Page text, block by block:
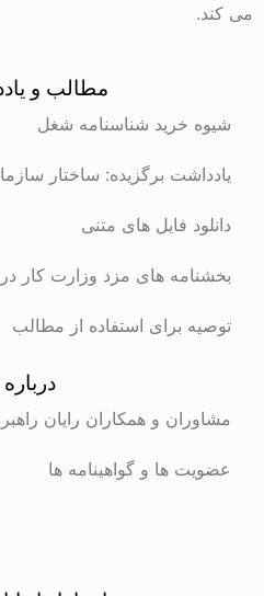
می کند.
مطالب و
شیوه خرید شناسنامه شغل
یادداشت برگزیده: ساختار
دانلود فایل های متنی
بخشنامه های مزد وزارت کار
توصیه برای استفاده از مطالب
مشاوران و همکاران رایان
عضویت ها و گواهینامه ها